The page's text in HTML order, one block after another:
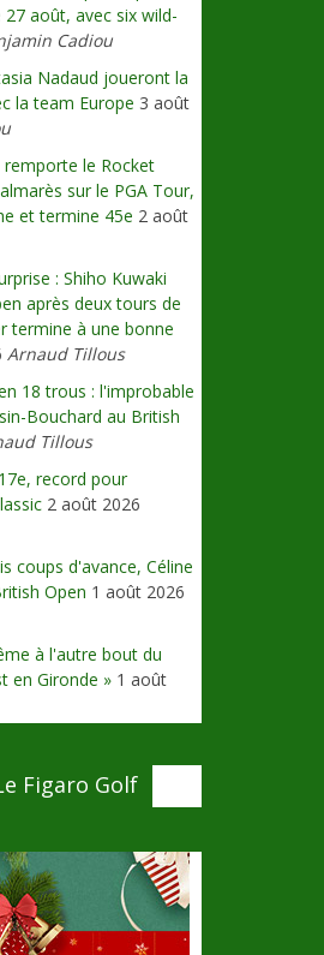
27 août, avec six wild-
Cadiou
Nadaud joueront la
la team Europe 3 août
le Rocket
sur le PGA Tour,
et termine 45e 2 août
: Shiho Kuwaki
après deux tours de
termine à une bonne
Arnaud Tillous
18 trous : l'improbable
Bouchard au British
Tillous
record pour
2 août 2026
coups d'avance, Céline
Open 1 août 2026
à l'autre bout du
en Gironde » 1 août
Figaro Golf